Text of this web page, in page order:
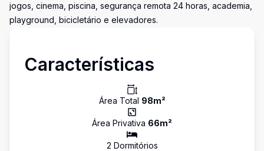
jogos, cinema, piscina, segurança remota 24 horas, academia,
playground, bicicletário e elevadores.
Características
Área Total 98m²
Área Privativa 66m²
2 Dormitórios